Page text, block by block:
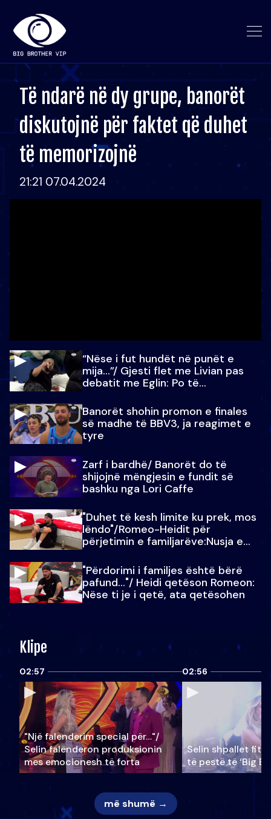
Të ndarë në dy grupe, banorët
diskutojnë për faktet që duhet
të memorizojnë
21:21 07.04.2024
“Nëse i fut hundët në punët e
mija…”/ Gjesti flet me Livian pas
debatit me Eglin: Po të
Banorët shohin promon e finales
së madhe të BBV3, ja reagimet e
tyre
Zarf i bardhë/ Banorët do të
shijojnë mëngjesin e fundit së
bashku nga Lori Caffe
"Duhet të kesh limite ku prek, mos
lëndo"/Romeo-Heidit për
përjetimin e familjarëve:Nusja e
"Përdorimi i familjes është bërë
pafund…"/ Heidi qetëson Romeon:
Nëse ti je i qetë, ata qetësohen
Klipe
02:57
"Një falenderim special për…"/
Selin falënderon produksionin
mes emocionesh të forta
02:56
Selin shpallet
të pestë të ‘Big
më shumë →